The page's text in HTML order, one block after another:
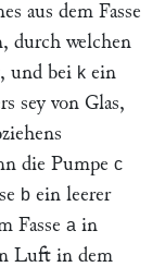
aus dem Fasse
durch welchen
und bei k ein
sey von Glas,
die Pumpe c
b ein leerer
Fasse a in
Luft in dem